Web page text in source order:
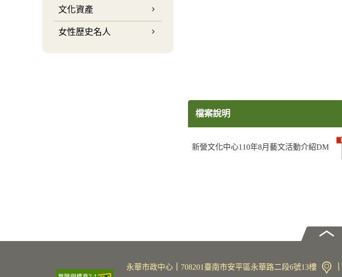
文化資產
女性歷史名人
檔案說明
新營文化中心110年8月藝文活動介紹DM
永華市政中心 708201臺南市安平區永華路二段6號13樓